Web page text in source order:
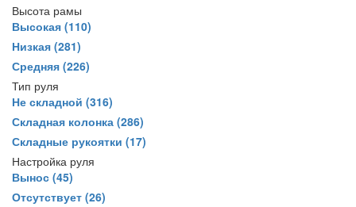
Высота рамы
Высокая (110)
Низкая (281)
Средняя (226)
Тип руля
Не складной (316)
Складная колонка (286)
Складные рукоятки (17)
Настройка руля
Вынос (45)
Отсутствует (26)